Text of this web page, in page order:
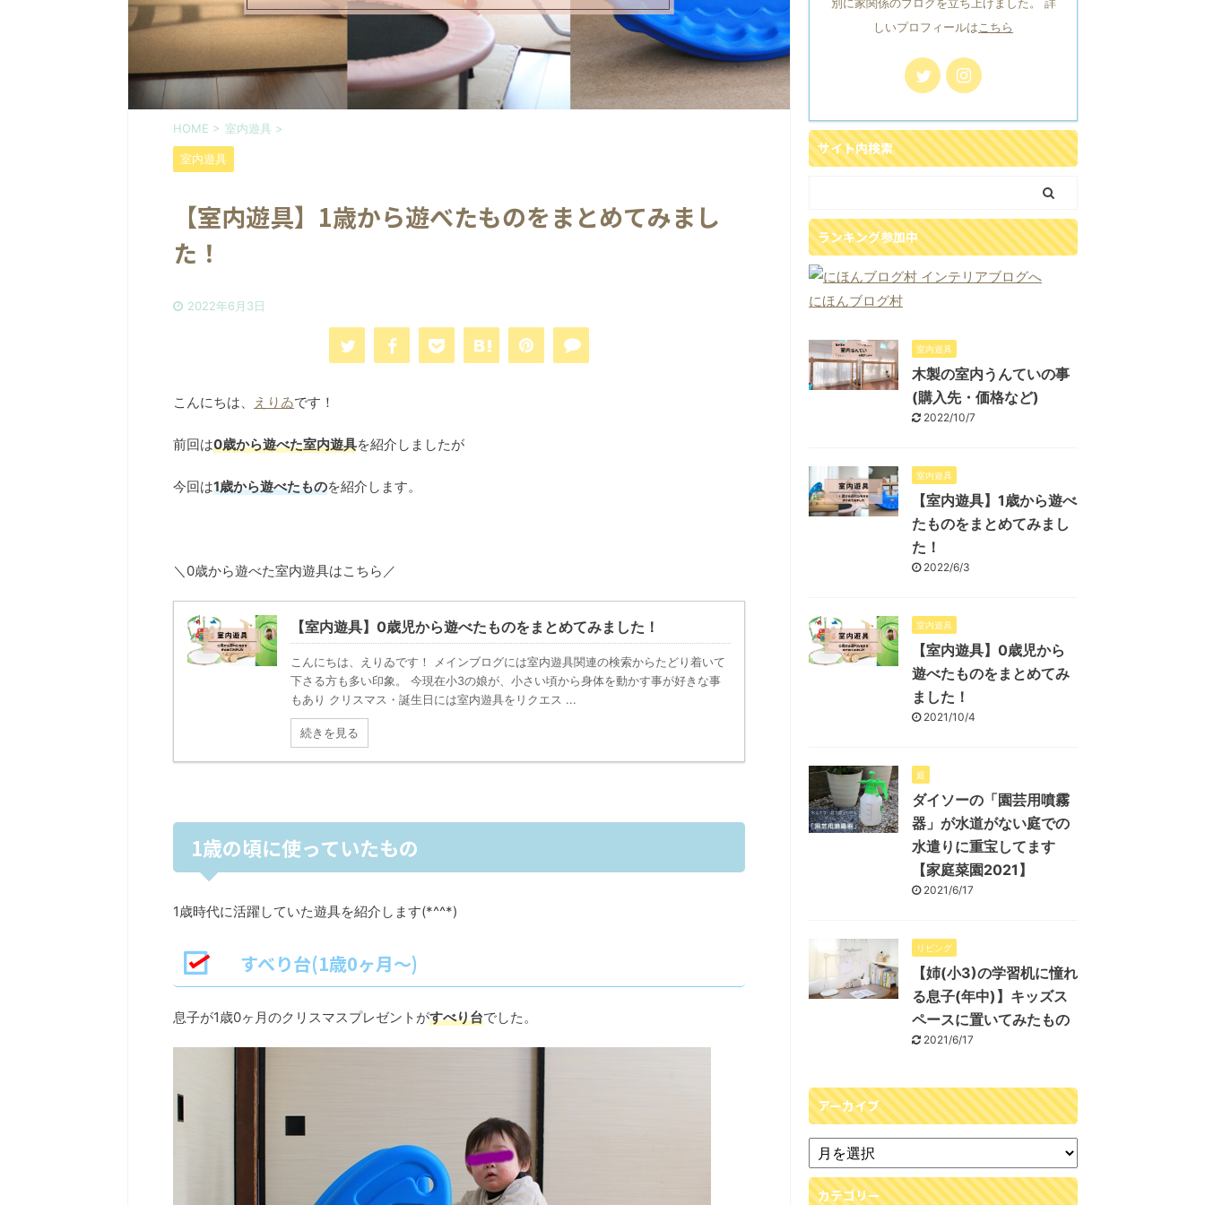
HOME > 室内遊具 >
室内遊具
【室内遊具】1歳から遊べたものをまとめてみまし
た！
2022年6月3日
こんにちは、 えりゐです！
前回は0歳から遊べた室内遊具を紹介しましたが
今回は1歳から遊べたものを紹介します。
＼0歳から遊べた室内遊具はこちら／
【室内遊具】0歳児から遊べたものをまとめてみました！
こんにちは、えりゐです！ メインブログには室内遊具関連の検索からたどり着いて
下さる方も多い印象。 今現在小3の娘が、小さい頃から身体を動かす事が好きな事
もあり クリスマス・誕生日には室内遊具をリクエス ...
続きを見る
1歳の頃に使っていたもの
1歳時代に活躍していた遊具を紹介します(*^^*)
すべり台(1歳0ヶ月～)
息子が1歳0ヶ月のクリスマスプレゼントがすべり台でした。
別に家関係のブログを立ち上げました。 詳
しいプロフィールはこちら
サイト内検索
ランキング参加中
にほんブログ村
室内遊具
木製の室内うんていの事
(購入先・価格など)
2022/10/7
室内遊具
【室内遊具】1歳から遊べ
たものをまとめてみまし
た！
2022/6/3
室内遊具
【室内遊具】0歳児から
遊べたものをまとめてみ
ました！
2021/10/4
庭
ダイソーの「園芸用噴霧
器」が水道がない庭での
水遣りに重宝してます
【家庭菜園2021】
2021/6/17
リビング
【姉(小3)の学習机に憧れ
る息子(年中)】キッズス
ペースに置いてみたもの
2021/6/17
アーカイブ
カテゴリー